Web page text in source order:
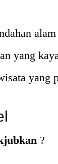
alam
yang
yang
?